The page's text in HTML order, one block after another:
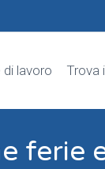
lavoro Trova
ferie